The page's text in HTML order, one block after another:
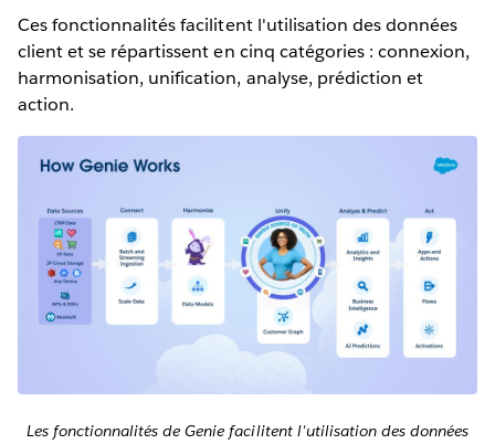
Ces fonctionnalités facilitent l'utilisation des données
client et se répartissent en cinq catégories : connexion,
harmonisation, unification, analyse, prédiction et
action.
Les fonctionnalités de Genie facilitent l'utilisation des données